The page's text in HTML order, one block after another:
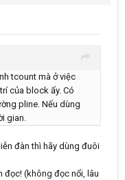
tcount mà ở việc
của block ấy. Có
pline. Nếu dùng
gian.
đàn thì hãy dùng đuôi
đọc! (không đọc nổi, lâu